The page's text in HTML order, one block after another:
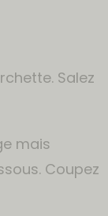
Salez
mais
Coupez